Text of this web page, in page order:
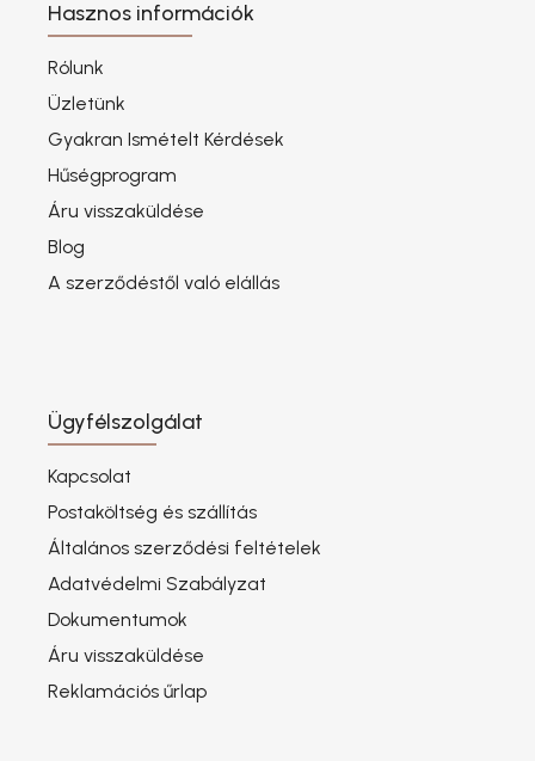
Hasznos információk
Rólunk
Üzletünk
Gyakran Ismételt Kérdések
Hűségprogram
Áru visszaküldése
Blog
A szerződéstől való elállás
Ügyfélszolgálat
Kapcsolat
Postaköltség és szállítás
Általános szerződési feltételek
Adatvédelmi Szabályzat
Dokumentumok
Áru visszaküldése
Reklamációs űrlap